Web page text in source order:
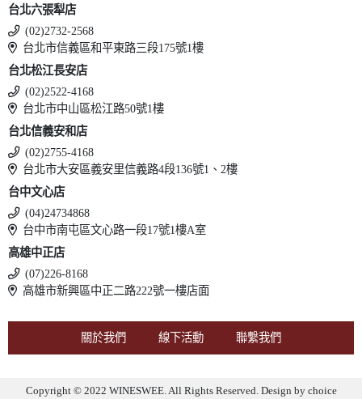
台北六張犁店
(02)2732-2568
台北市信義區和平東路三段175號1樓
台北松江長安店
(02)2522-4168
台北市中山區松江路50號1樓
台北信義安和店
(02)2755-4168
台北市大安區義安里信義路4段136號1、2樓
台中文心店
(04)24734868
台中市南屯區文心路一段17號1樓A室
高雄中正店
(07)226-8168
高雄市新興區中正二路222號一樓店面
關於我們 線下活動 聯繫我們
Copyright © 2022 WINESWEE. All Rights Reserved. Design bychoice